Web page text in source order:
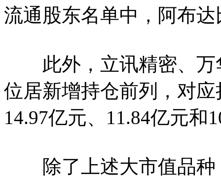
流通股东名单中，阿布
此外，立讯精密、万
位居新增持仓前列，对
14.97亿元、11.84亿元和
除了上述大市值品种